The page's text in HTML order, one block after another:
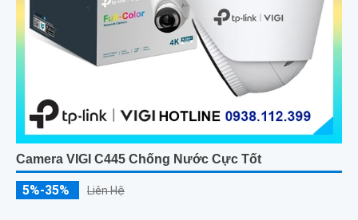
Camera VIGI C445 Chống Nước Cực Tốt
5%-35% Liên Hệ